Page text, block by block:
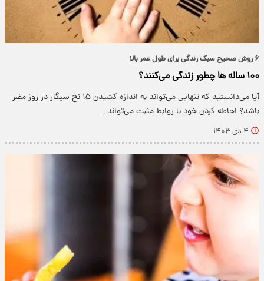
۶ روش صحیح سبک زندگی برای طول عمر بالا
۱۰۰ ساله ها چطور زندگی می‌کنند؟
آیا می‌دانستید که تنهایی می‌تواند به اندازه کشیدن ۱۵ نخ سیگار در روز مضر
باشد؟ احاطه کردن خود با روابط مثبت می‌تواند…
۴ دی ۱۴۰۳